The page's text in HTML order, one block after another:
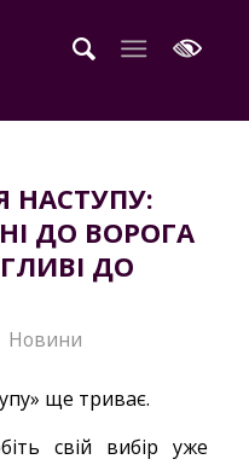
НАСТУПУ:
ДО ВОРОГА
ДО
Новини
ще триває.
свій вибір уже